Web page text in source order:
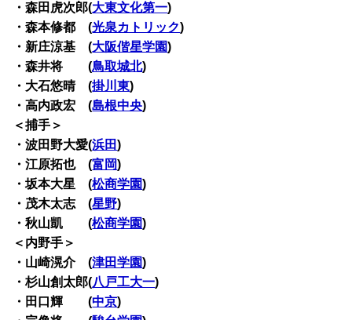
・森田虎次郎(大東文化第一)
・森本修都 (光泉カトリック)
・新庄涼基 (大阪偕星学園)
・森井将 (鳥取城北)
・大石悠晴 (掛川東)
・高内政宏 (島根中央)
＜捕手＞
・波田野大愛(浜田)
・江原拓也 (富岡)
・坂本大星 (松商学園)
・茂木太志 (星野)
・秋山凱 (松商学園)
＜内野手＞
・山崎滉介 (津田学園)
・杉山創太郎(八戸工大一)
・田口輝 (中京)